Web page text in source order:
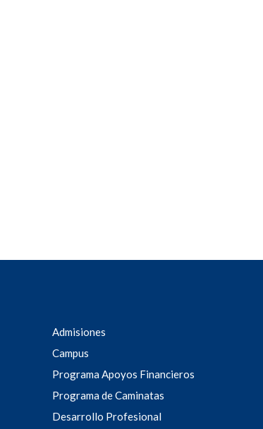
Admisiones
Campus
Programa Apoyos Financieros
Programa de Caminatas
Desarrollo Profesional